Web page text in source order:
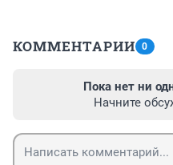
КОММЕНТАРИИ 0
Пока нет ни
Начните